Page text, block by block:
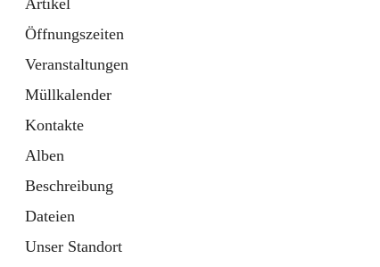
Artikel
Öffnungszeiten
Veranstaltungen
Müllkalender
Kontakte
Alben
Beschreibung
Dateien
Unser Standort